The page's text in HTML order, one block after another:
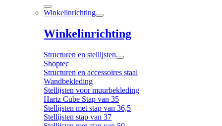
Winkelinrichting
Winkelinrichting
Structuren en stellijsten
Shoptec
Structuren en accessoires staal
Wandbekleding
Stellijsten voor muurbekleding
Hartz Cube Stap van 35
Stellijsten met stap van 36,5
Stellijsten stap van 37